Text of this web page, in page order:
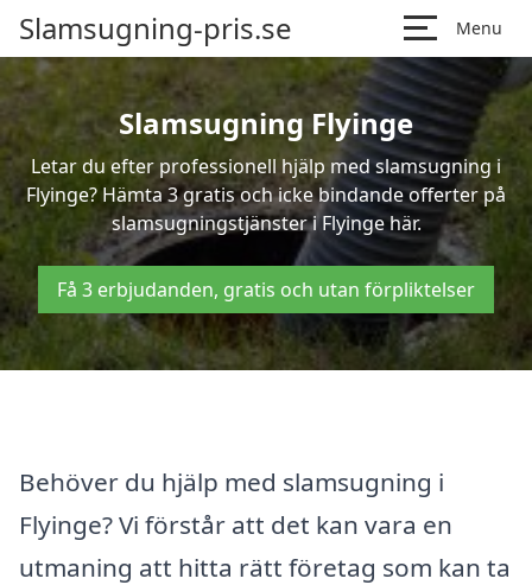
Slamsugning-pris.se Menu
Slamsugning Flyinge
Letar du efter professionell hjälp med slamsugning i
Flyinge? Hämta 3 gratis och icke bindande offerter på
slamsugningstjänster i Flyinge här.
Få 3 erbjudanden, gratis och utan förpliktelser
Behöver du hjälp med slamsugning i
Flyinge? Vi förstår att det kan vara en
utmaning att hitta rätt företag som kan ta